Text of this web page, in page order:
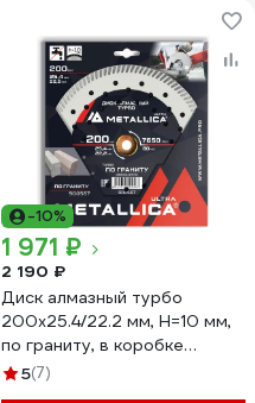
-10%
1 971 ₽
2 190 ₽
Диск алмазный турбо
200x25.4/22.2 мм, H=10 мм,
по граниту, в коробке
METALLICA Ultra 900567
5(7)